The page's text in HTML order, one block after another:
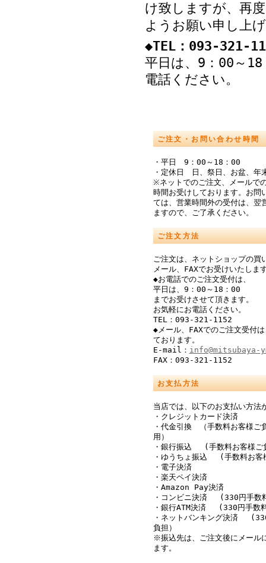
け致しますが、再
ようお願い申し上
◆TEL：093-321-
平日は、9：00～
電話ください。
ご注文・お問い合わせ時間
・平日 9：00～18：00
・定休日 日、祭日、お盆、年
※ネットでのご注文、メールで
時間お受けしております。お問
ては、営業時間外の受付は、翌
ますので、ご了承ください。
ご注文方法
ご注文は、ネットショップの買
メール、FAXでお受けいたしま
◆お電話でのご注文受付は、
平日は、9：00～18：00
までお受けさせて頂きます。
お気軽にお電話ください。
TEL：093-321-1152
◆メール、FAXでのご注文受付
ております。
E-mail： info@mitsubaya-
FAX：093-321-1152
お支払方法
当店では、以下のお支払い方法
・クレジットカード決済
・代金引換 （手数料お客様ご
用）
・銀行振込 (手数料お客様ご
・ゆうちょ振込 (手数料お客
・電子決済
・楽天ペイ決済
・Amazon Pay決済
・コンビニ決済 (330円手数
・銀行ATM決済 (330円手数
・ネットバンキング決済
負担）
※振込先は、ご注文後にメール
ます。